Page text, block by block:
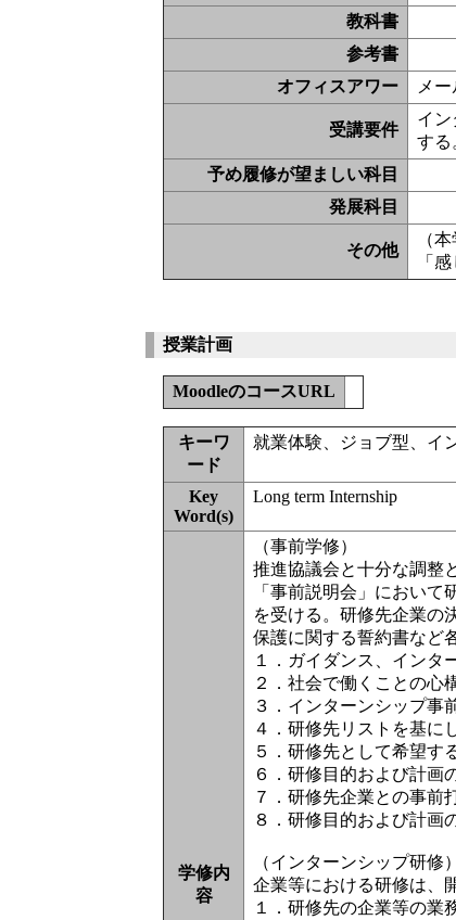
教科書
参考書
オフィスアワー
メ
受講要件
イ
する
予め履修が望ましい科目
発展科目
その他
（
「
授業計画
MoodleのコースURL
キーワ
ード
就業体験、ジョブ型、イ
Key
Word(s)
Long term Internship
学修内
容
（事前学修）
推進協議会と十分な調整
「事前説明会」におい
を受ける。研修先企業の
保護に関する誓約書など
１．ガイダンス、インタ
２．社会で働くことの心
３．インターンシップ事
４．研修先リストを基に
５．研修先として希望す
６．研修目的および計画
７．研修先企業との事前
８．研修目的および計画
（インターンシップ研修）
企業等における研修は、
１．研修先の企業等の業